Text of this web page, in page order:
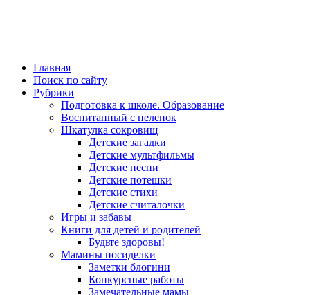
Главная
Поиск по сайту
Рубрики
Подготовка к школе. Образование
Воспитанный с пеленок
Шкатулка сокровищ
Детские загадки
Детские мультфильмы
Детские песни
Детские потешки
Детские стихи
Детские считалочки
Игры и забавы
Книги для детей и родителей
Будьте здоровы!
Мамины посиделки
Заметки блогини
Конкурсные работы
Замечательные мамы